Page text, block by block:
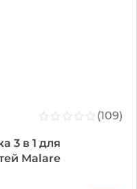
(109)
3 в 1 для
Malare